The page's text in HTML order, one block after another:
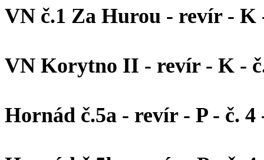
VN č.1 Za Hurou - revír - K
VN Korytno II - revír - K - č.
Hornád č.5a - revír - P - č. 4